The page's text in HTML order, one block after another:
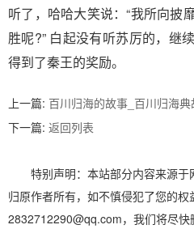
听了，哈哈大笑说：“我所向披
胜呢?” 白起没有听苏厉的，继
得到了秦王的奖励。
文
章
导
上一篇: 百川归海的故事_百川归海典
下一篇: 返回列表
特别声明：本站部分内容来源于
归原作者所有，如不慎侵犯了您的权
2832712290@qq.com，我们将尽快